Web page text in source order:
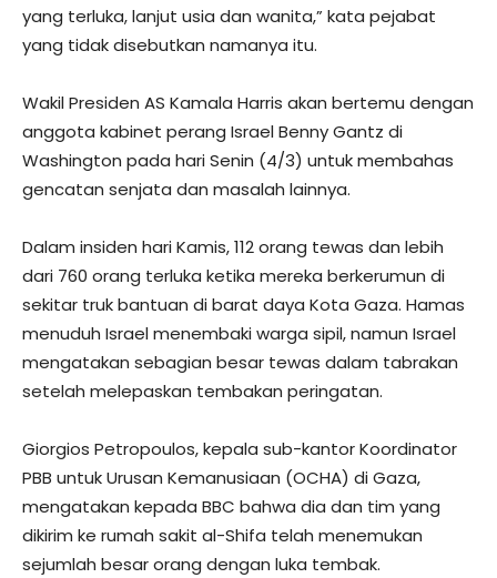
yang terluka, lanjut usia dan wanita,” kata pejabat
yang tidak disebutkan namanya itu.
Wakil Presiden AS Kamala Harris akan bertemu dengan
anggota kabinet perang Israel Benny Gantz di
Washington pada hari Senin (4/3) untuk membahas
gencatan senjata dan masalah lainnya.
Dalam insiden hari Kamis, 112 orang tewas dan lebih
dari 760 orang terluka ketika mereka berkerumun di
sekitar truk bantuan di barat daya Kota Gaza. Hamas
menuduh Israel menembaki warga sipil, namun Israel
mengatakan sebagian besar tewas dalam tabrakan
setelah melepaskan tembakan peringatan.
Giorgios Petropoulos, kepala sub-kantor Koordinator
PBB untuk Urusan Kemanusiaan (OCHA) di Gaza,
mengatakan kepada BBC bahwa dia dan tim yang
dikirim ke rumah sakit al-Shifa telah menemukan
sejumlah besar orang dengan luka tembak.